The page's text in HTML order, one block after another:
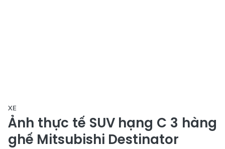
XE
Ảnh thực tế SUV hạng C 3 hàng
ghế Mitsubishi Destinator